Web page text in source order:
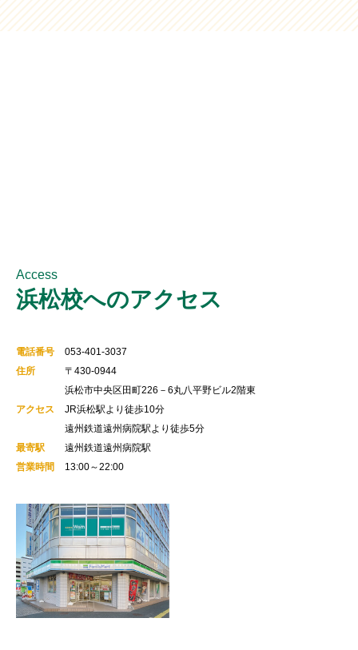
Access
浜松校へのアクセス
電話番号
053-401-3037
住所
〒430-0944
浜松市中央区田町226－6丸八平野ビル2階東
アクセス
JR浜松駅より徒歩10分
遠州鉄道遠州病院駅より徒歩5分
最寄駅
遠州鉄道遠州病院駅
営業時間
13:00～22:00